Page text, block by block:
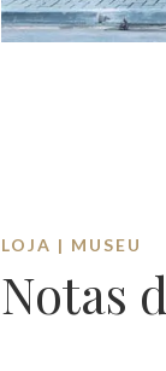
LOJA | MUSEU
Notas